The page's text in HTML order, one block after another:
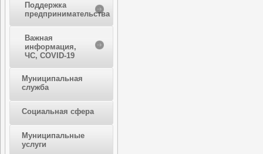
Поддержка
предпринимательства
Важная
информация,
ЧС, COVID-19
Муниципальная
служба
Социальная сфера
Муниципальные
услуги